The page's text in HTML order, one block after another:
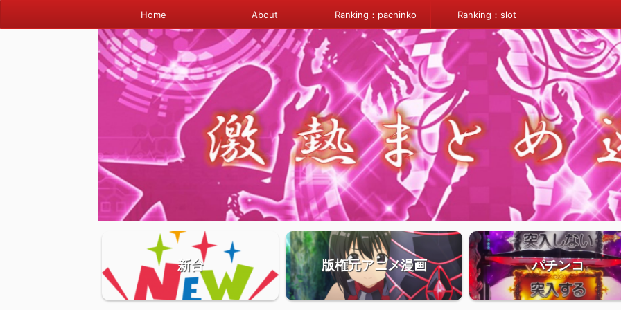
Home About Ranking：pachinko Ranking：slot
新台 版権元アニメ漫画 パチンコ